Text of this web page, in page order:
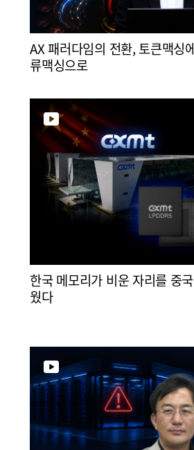
AX 패러다임의 전환, 토큰맥싱
류맥싱으로
한국 메모리가 비운 자리를 중
웠다